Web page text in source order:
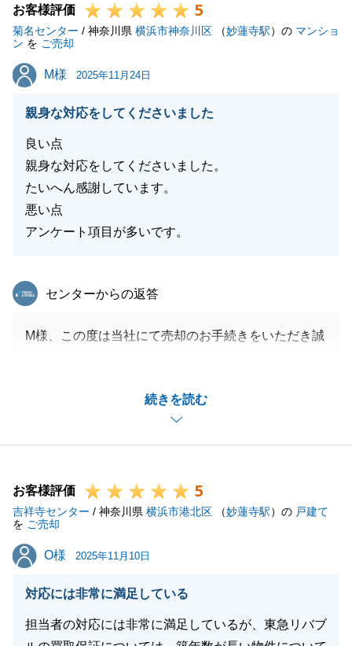
今後とも何かお困りのことがございましたらお気軽に
ご連絡いただければ幸いです。
何卒宜しくお願いいたします。
閉じる
お客様評価 5
菊名センター / 神奈川県 横浜市神奈川区 （妙蓮寺駅）の マンショ
ン を ご売却
M様
M様 2025年11月24日
親身な対応をしてくださいました
良い点
親身な対応をしてくださいました。
たいへん感謝しています。
悪い点
アンケート項目が多いです。
続きを読む
東急リバブル
センターからの返答
M様、この度は当社にて売却のお手続きをいただき誠
ご親族様の多大なるご助力のおかげで無事にお引き渡
しを迎えることができたと思っております。
心より感謝申し上げます。
連絡いただけましたら幸いです。
引き続き何卒宜しくお願いいたします。
お客様評価 5
吉祥寺センター / 神奈川県 横浜市港北区 （妙蓮寺駅）の 戸建て
を ご売却
O様
O様 2025年11月10日
対応には非常に満足している
担当者の対応には非常に満足しているが、東急リバブ